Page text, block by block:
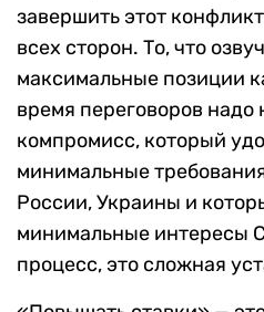
завершить этот
всех сторон. То, что
максимальные позиции
время переговоров
компромисс, который
минимальные
России, Украины и
минимальные интересы
процесс, это сложная